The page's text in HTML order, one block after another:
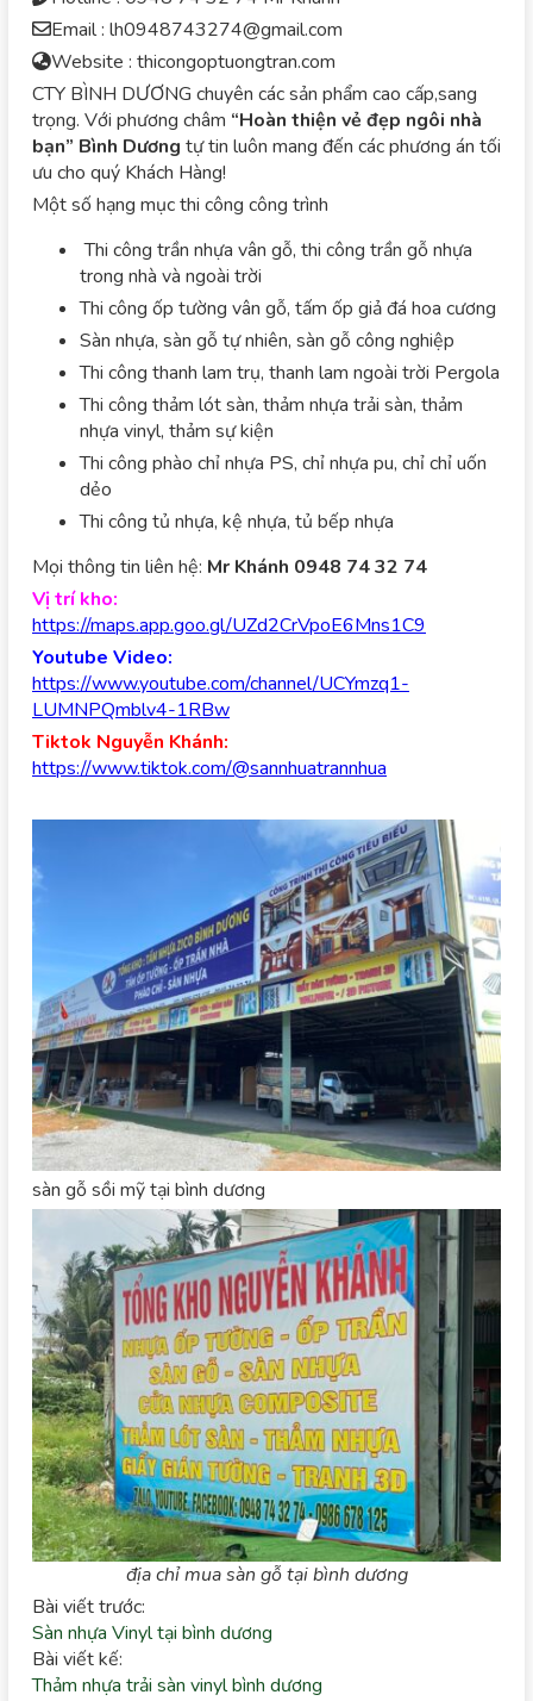
Email : lh0948743274@gmail.com
Website : thicongoptuongtran.com
CTY BÌNH DƯƠNG chuyên các sản phẩm cao cấp,sang
trọng. Với phương châm “Hoàn thiện vẻ đẹp ngôi nhà
bạn” Bình Dương tự tin luôn mang đến các phương án tối
ưu cho quý Khách Hàng!
Một số hạng mục thi công công trình
Thi công trần nhựa vân gỗ, thi công trần gỗ nhựa
trong nhà và ngoài trời
Thi công ốp tường vân gỗ, tấm ốp giả đá hoa cương
Sàn nhựa, sàn gỗ tự nhiên, sàn gỗ công nghiệp
Thi công thanh lam trụ, thanh lam ngoài trời Pergola
Thi công thảm lót sàn, thảm nhựa trải sàn, thảm
nhựa vinyl, thảm sự kiện
Thi công phào chỉ nhựa PS, chỉ nhựa pu, chỉ chỉ uốn
dẻo
Thi công tủ nhựa, kệ nhựa, tủ bếp nhựa
Mọi thông tin liên hệ: Mr Khánh 0948 74 32 74
Vị trí kho:
https://maps.app.goo.gl/UZd2CrVpoE6Mns1C9
Youtube Video:
https://www.youtube.com/channel/UCYmzq1-
LUMNPQmblv4-1RBw
Tiktok Nguyễn Khánh:
https://www.tiktok.com/@sannhuatrannhua
sàn gỗ sồi mỹ tại bình dương
địa chỉ mua sàn gỗ tại bình dương
Bài viết trước:
Sàn nhựa Vinyl tại bình dương
Bài viết kế:
Thảm nhựa trải sàn vinyl bình dương